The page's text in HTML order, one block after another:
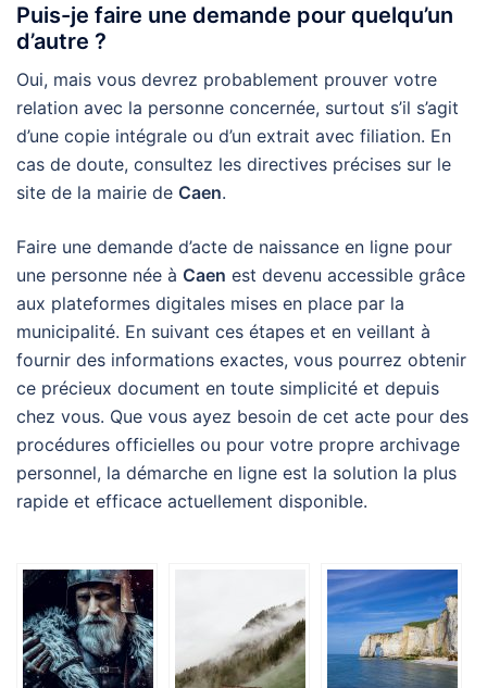
Puis-je faire une demande pour quelqu’un
d’autre ?
Oui, mais vous devrez probablement prouver votre
relation avec la personne concernée, surtout s’il s’agit
d’une copie intégrale ou d’un extrait avec filiation. En
cas de doute, consultez les directives précises sur le
site de la mairie de Caen.
Faire une demande d’acte de naissance en ligne pour
une personne née à Caen est devenu accessible grâce
aux plateformes digitales mises en place par la
municipalité. En suivant ces étapes et en veillant à
fournir des informations exactes, vous pourrez obtenir
ce précieux document en toute simplicité et depuis
chez vous. Que vous ayez besoin de cet acte pour des
procédures officielles ou pour votre propre archivage
personnel, la démarche en ligne est la solution la plus
rapide et efficace actuellement disponible.